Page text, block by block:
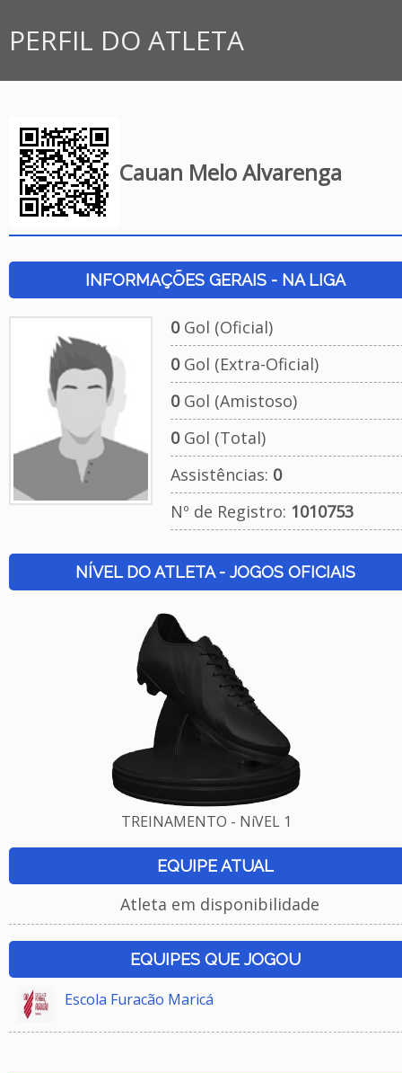
PERFIL DO ATLETA
Cauan Melo Alvarenga
INFORMAÇÕES GERAIS - NA LIGA
0Gol (Oficial)
0Gol (Extra-Oficial)
0Gol (Amistoso)
0Gol (Total)
Assistências: 0
Nº de Registro: 1010753
NÍVEL DO ATLETA - JOGOS OFICIAIS
TREINAMENTO - NíVEL 1
EQUIPE ATUAL
Atleta em disponibilidade
EQUIPES QUE JOGOU
Escola Furacão Maricá